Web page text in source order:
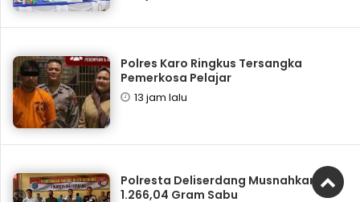
Polres Karo Ringkus Tersangka
Pemerkosa Pelajar
13 jam lalu
Polresta Deliserdang Musnahkan
1.266,04 Gram Sabu